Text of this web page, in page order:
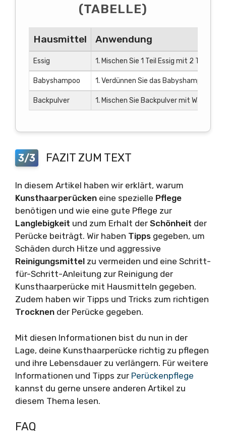
(TABELLE)
Hausmittel Anwendung
Essig 1. Mischen Sie 1 Teil Essig mit 2 Teilen
Babyshampoo 1. Verdünnen Sie das Babyshampoo mit
Backpulver 1. Mischen Sie Backpulver mit Wasser
3/3 FAZIT ZUM TEXT
In diesem Artikel haben wir erklärt, warum
Kunsthaarperücken eine spezielle Pflege
benötigen und wie eine gute Pflege zur
Langlebigkeit und zum Erhalt der Schönheit der
Perücke beiträgt. Wir haben Tipps gegeben, um
Schäden durch Hitze und aggressive
Reinigungsmittel zu vermeiden und eine Schritt-
für-Schritt-Anleitung zur Reinigung der
Kunsthaarperücke mit Hausmitteln gegeben.
Zudem haben wir Tipps und Tricks zum richtigen
Trocknen der Perücke gegeben.
Mit diesen Informationen bist du nun in der
Lage, deine Kunsthaarperücke richtig zu pflegen
und ihre Lebensdauer zu verlängern. Für weitere
Informationen und Tipps zur Perückenpflege
kannst du gerne unsere anderen Artikel zu
diesem Thema lesen.
FAQ